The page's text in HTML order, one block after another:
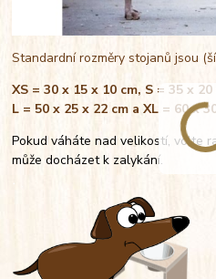
Standardní rozměry stojanů jsou
XS = 30 x 15 x 10 cm, S = 35 x
L = 50 x 25 x 22 cm a XL = 60 x
Pokud váháte nad velikostí, volte
může docházet k zalykání.